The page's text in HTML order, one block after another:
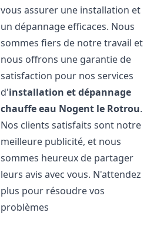
vous assurer une installation et
un dépannage efficaces. Nous
sommes fiers de notre travail et
nous offrons une garantie de
satisfaction pour nos services
d'installation et dépannage
chauffe eau Nogent le Rotrou.
Nos clients satisfaits sont notre
meilleure publicité, et nous
sommes heureux de partager
leurs avis avec vous. N'attendez
plus pour résoudre vos
problèmes